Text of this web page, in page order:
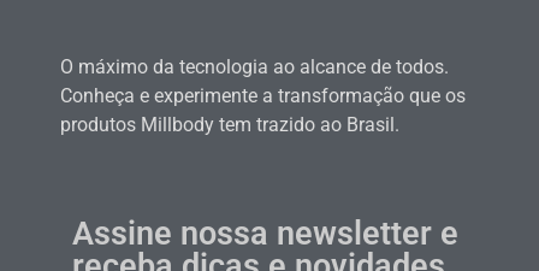
O máximo da tecnologia ao alcance de todos.
Conheça e experimente a transformação que os
produtos Millbody tem trazido ao Brasil.
Assine nossa newsletter e